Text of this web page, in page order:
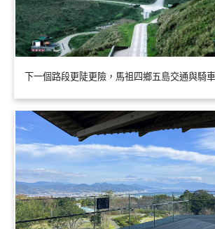
下一個路段更陡更險，馬祖四鄉五島交通與騎